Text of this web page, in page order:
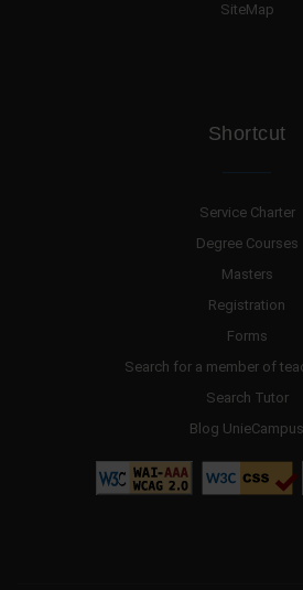
SiteMap
Shortcut
Service Charter
Degree Courses
Masters
Registration
Forms
Search for a member of
Search Tutor
Blog UnieCampus